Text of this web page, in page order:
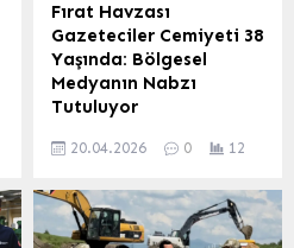
Fırat Havzası
Gazeteciler Cemiyeti 38
Yaşında: Bölgesel
Medyanın Nabzı
Tutuluyor
Cemiyeti, kuruluşunun 38.
Nisan 1988’de temelleri
atılan cemiyet, bölge
20.04.2026 0 12